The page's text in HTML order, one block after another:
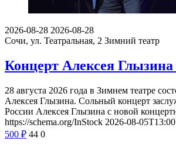
2026-08-28 2026-08-28
Сочи, ул. Театральная, 2 Зимний театр
Концерт Алексея Глызина
28 августа 2026 года в Зимнем театре
Алексея Глызина. Сольный концерт
России Алексея Глызина с новой
https://schema.org/InStock 2026-08-
500 ₽ 44 0